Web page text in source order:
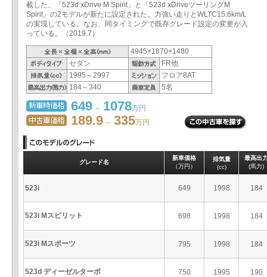
載した、「523d xDrive M Spirit」と「523d xDriveツーリングM
Spirit」の2モデルが新たに設定された。力強い走りとWLTC15.6km/L
の実現している。なお、同タイミングで既存グレード設定の変更が入
っている。（2019.7）
4945×1870×1480
セダン
FR他
1995～2997
フロア8AT
184～340
5名
649 ～ 1078万円
189.9 ～ 335万円
グレード名
新車価格
（万円）
排気量
(cc)
最高出
(馬力)
523i 649 1998 184
523i Mスピリット 698 1998 184
523i Mスポーツ 795 1998 184
523d ディーゼルターボ 750 1995 190